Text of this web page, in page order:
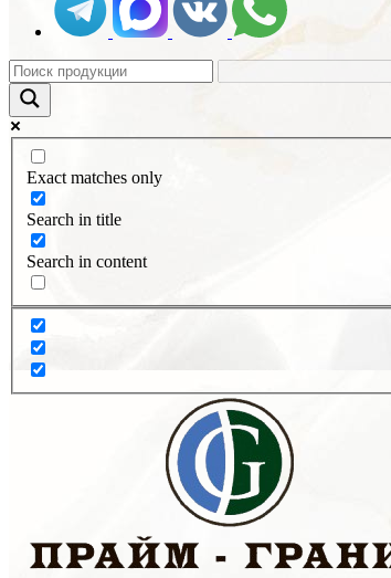
Exact matches only
Search in title
Search in content